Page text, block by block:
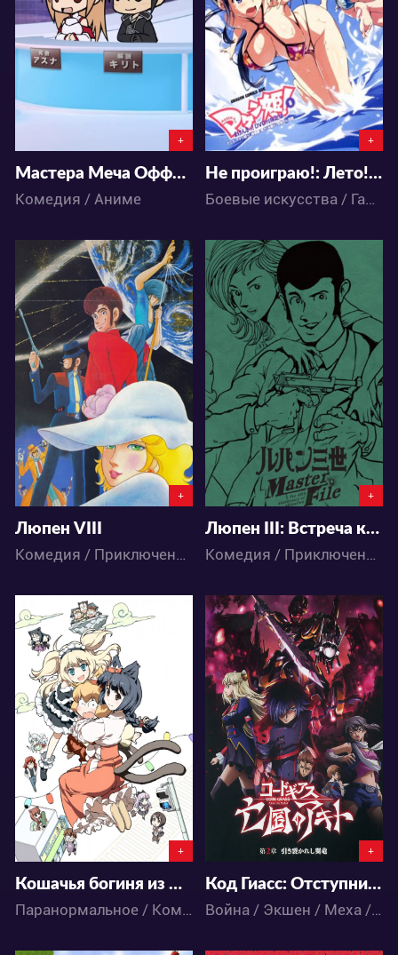
0 6
+
Мастера Меча Оффлайн
Комедия / Аниме
0 3
+
Не проиграю!: Лето! Купальник! Лагерь!
Боевые искусства / Гарем / Экшен / Школа / Этти / Аниме
3743
0 0
+
Люпен VIII
Комедия / Приключения / Сёнэн / Аниме
3701
0 0
+
Люпен III: Встреча клана Люпена
Комедия / Приключения / Аниме
15902
0 22
+
Кошачья богиня из Яоёродзу OVA
Паранормальное / Комедия / Аниме
3930
0 1
+
Код Гиасс: Отступник Акито
Война / Экшен / Меха / Аниме